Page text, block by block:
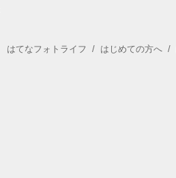
はてなフォトライフ / はじめての方へ /